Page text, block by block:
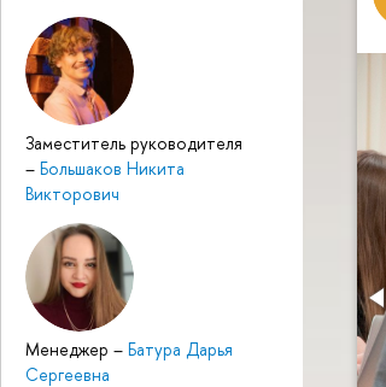
Заместитель руководителя
– Большаков Никита
Викторович
Менеджер – Батура Дарья
Сергеевна